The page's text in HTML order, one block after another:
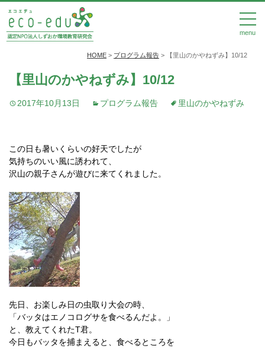
menu
HOME > プログラム報告 > 【里山のかやねずみ】10/12
【里山のかやねずみ】10/12
2017年10月13日 プログラム報告 里山のかやねずみ
この日も暑いくらいの好天でしたが
気持ちのいい風に誘われて、
沢山の親子さんが遊びに来てくれました。
先日、お楽しみ日の虫取り大会の時、
「バッタはエノコログサを食べるんだよ。」
と、教えてくれたT君。
今日もバッタを捕まえると、食べるところを